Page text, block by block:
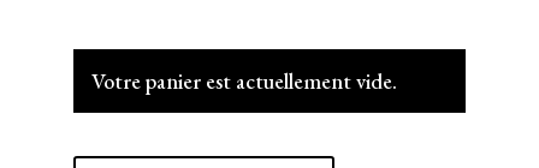
Votre panier est actuellement vide.